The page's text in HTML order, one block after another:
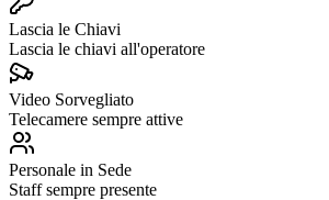
Lascia le Chiavi
Lascia le chiavi all'operatore
Video Sorvegliato
Telecamere sempre attive
Personale in Sede
Staff sempre presente